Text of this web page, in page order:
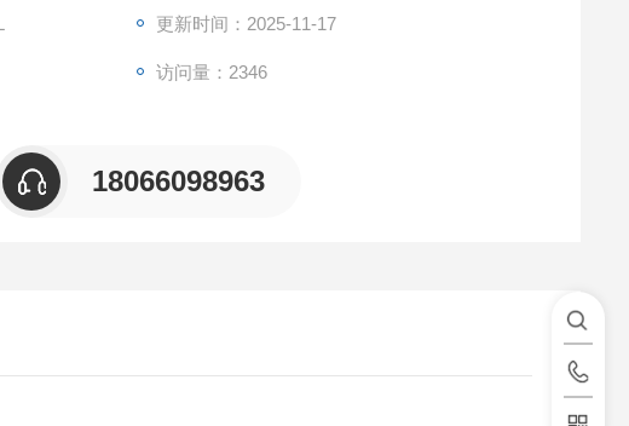
更新时间：2025-11-17
访问量：2346
18066098963